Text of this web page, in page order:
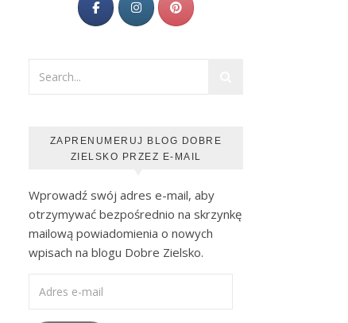
ZAPRENUMERUJ BLOG DOBRE
ZIELSKO PRZEZ E-MAIL
Wprowadź swój adres e-mail, aby
otrzymywać bezpośrednio na skrzynkę
mailową powiadomienia o nowych
wpisach na blogu Dobre Zielsko.